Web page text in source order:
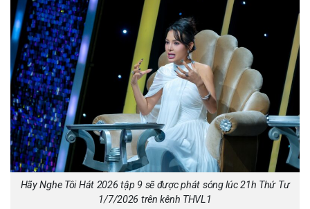
Hãy Nghe Tôi Hát 2026 tập 9 sẽ được phát sóng lúc 21h Thứ Tư
1/7/2026 trên kênh THVL1